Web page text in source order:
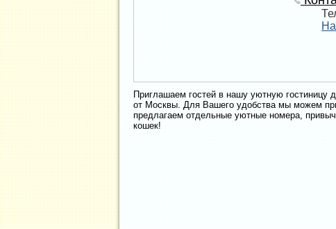
Приглашаем гостей в нашу уютную
от Москвы. Для Вашего удобства мы можем
предлагаем отдельные уютные номера,
кошек!